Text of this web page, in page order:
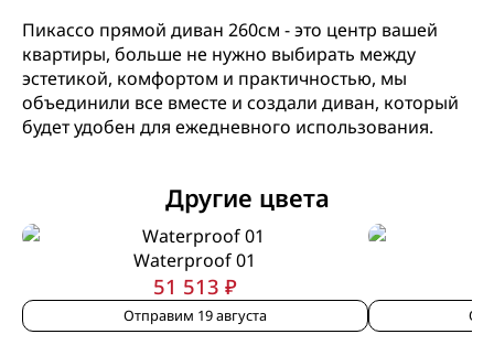
Пикассо прямой диван 260см - это центр вашей
квартиры, больше не нужно выбирать между
эстетикой, комфортом и практичностью, мы
объединили все вместе и создали диван, который
будет удобен для ежедневного использования.
Другие цвета
Waterproof 01
51 513 ₽
Отправим 19 августа